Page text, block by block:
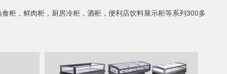
柜，鲜肉柜，厨房冷柜，酒柜，便利店饮料展示柜等系列300多